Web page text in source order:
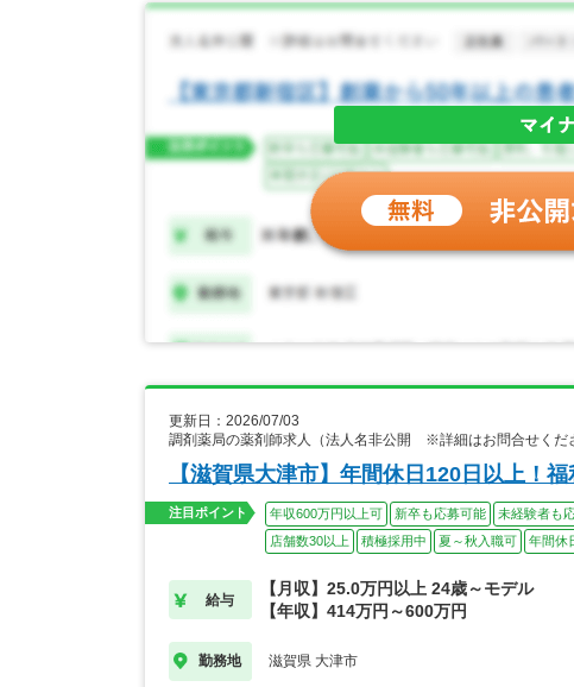
更新日：2026/07/03
調剤薬局の薬剤師求人（法人名非公開 ※詳細はお問合せくだ
【滋賀県大津市】年間休日120日以上！
注目ポイント 年収600万円以上可 新卒も応募可能 未経験者も
店舗数30以上
積極採用中 夏～秋入職可 年間休
給与
【月収】25.0万円以上 24歳～モデル
【年収】414万円～600万円
勤務地 滋賀県 大津市